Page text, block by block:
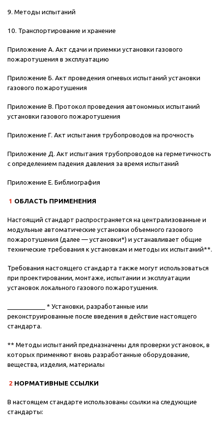
9. Методы испытаний
10. Транспортирование и хранение
Приложение А. Акт сдачи и приемки установки газового
пожаротушения в эксплуатацию
Приложение Б. Акт проведения огневых испытаний установки
газового пожаротушения
Приложение В. Протокол проведения автономных испытаний
установки газового пожаротушения
Приложение Г. Акт испытания трубопроводов на прочность
Приложение Д. Акт испытания трубопроводов на герметичность
с определением падения давления за время испытаний
Приложение Е. Библиография
1 ОБЛАСТЬ ПРИМЕНЕНИЯ
Настоящий стандарт распространяется на централизованные и
модульные автоматические установки объемного газового
пожаротушения (далее — установки*) и устанавливает общие
технические требования к установкам и методы их испытаний**.
Требования настоящего стандарта также могут использоваться
при проектировании, монтаже, испытании и эксплуатации
установок локального газового пожаротушения.
___________ * Установки, разработанные или
реконструированные после введения в действие настоящего
стандарта.
** Методы испытаний предназначены для проверки установок, в
которых применяют вновь разработанные оборудование,
вещества, изделия, материалы
2 НОРМАТИВНЫЕ ССЫЛКИ
В настоящем стандарте использованы ссылки на следующие
стандарты: